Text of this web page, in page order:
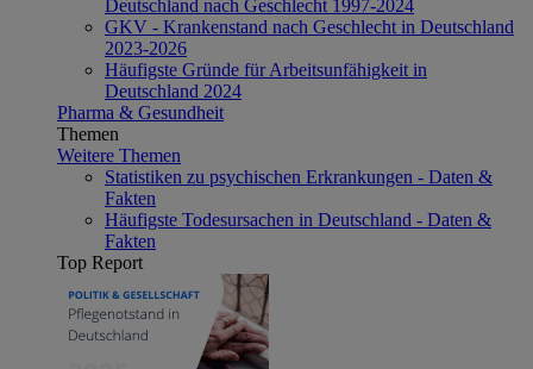
Deutschland nach Geschlecht 1997-2024
GKV - Krankenstand nach Geschlecht in Deutschland
2023-2026
Häufigste Gründe für Arbeitsunfähigkeit in
Deutschland 2024
Pharma & Gesundheit
Themen
Weitere Themen
Statistiken zu psychischen Erkrankungen - Daten &
Fakten
Häufigste Todesursachen in Deutschland - Daten &
Fakten
Top Report